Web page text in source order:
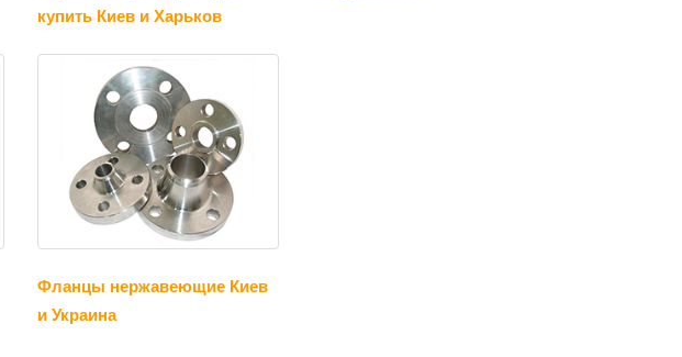
купить Киев и Харьков
Фланцы нержавеющие Киев
и Украина